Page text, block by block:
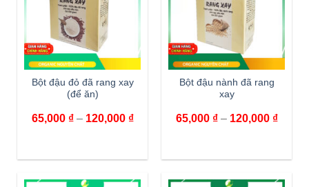
Bột đậu đỏ đã rang xay
(để ăn)
65,000 ₫– 120,000 ₫
Bột đậu nành đã rang
xay
65,000 ₫– 120,000 ₫